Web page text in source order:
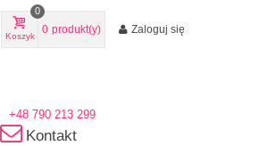
Koszyk
0
0 produkt(y) Zaloguj się
Kontakt
+48 790 213 299